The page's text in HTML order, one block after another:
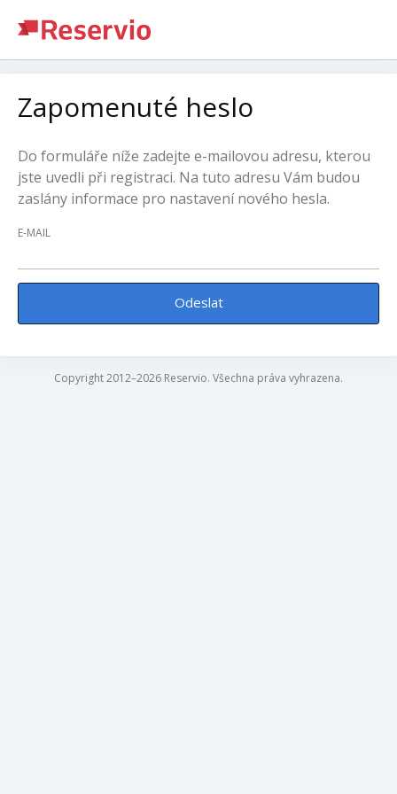
Zapomenuté heslo
Do formuláře níže zadejte e-mailovou adresu, kterou
jste uvedli při registraci. Na tuto adresu Vám budou
zaslány informace pro nastavení nového hesla.
E-MAIL
Odeslat
Copyright 2012–2026 Reservio. Všechna práva vyhrazena.